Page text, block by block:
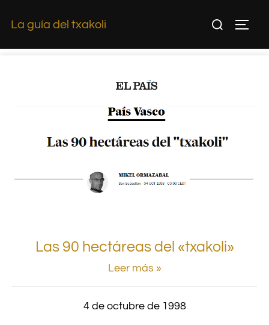
La guía del txakoli
Las 90 hectáreas del «txakoli»
Leer más »
4 de octubre de 1998